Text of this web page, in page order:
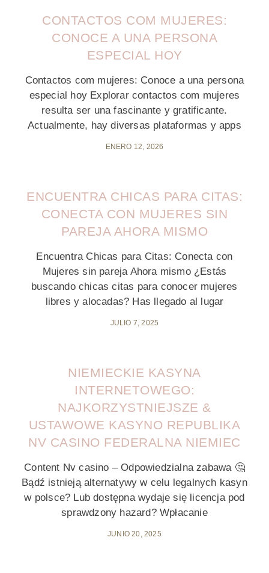
CONTACTOS COM MUJERES:
CONOCE A UNA PERSONA
ESPECIAL HOY
Contactos com mujeres: Conoce a una persona
especial hoy Explorar contactos com mujeres
resulta ser una fascinante y gratificante.
Actualmente, hay diversas plataformas y apps
ENERO 12, 2026
ENCUENTRA CHICAS PARA CITAS:
CONECTA CON MUJERES SIN
PAREJA AHORA MISMO
Encuentra Chicas para Citas: Conecta con
Mujeres sin pareja Ahora mismo ¿Estás
buscando chicas citas para conocer mujeres
libres y alocadas? Has llegado al lugar
JULIO 7, 2025
NIEMIECKIE KASYNA
INTERNETOWEGO:
NAJKORZYSTNIEJSZE &
USTAWOWE KASYNO REPUBLIKA
NV CASINO FEDERALNA NIEMIEC
Content Nv casino – Odpowiedzialna zabawa 🤔
Bądź istnieją alternatywy w celu legalnych kasyn
w polsce? Lub dostępna wydaje się licencja pod
sprawdzony hazard? Wpłacanie
JUNIO 20, 2025